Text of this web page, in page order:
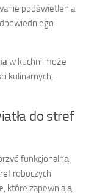
podświetlenia
w kuchni może
kulinarnych,
do stref
funkcjonalną
roboczych
, które zapewniają